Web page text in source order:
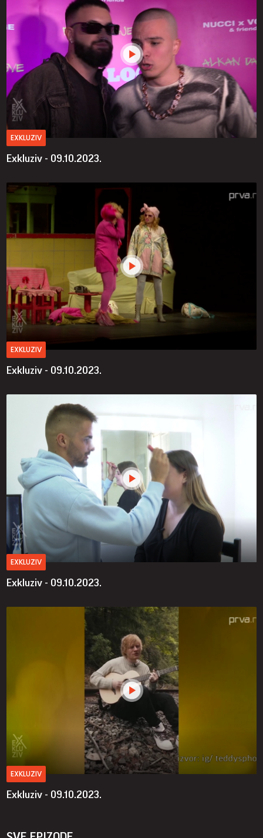
EXKLUZIV
Exkluziv - 09.10.2023.
EXKLUZIV
Exkluziv - 09.10.2023.
EXKLUZIV
Exkluziv - 09.10.2023.
EXKLUZIV
Exkluziv - 09.10.2023.